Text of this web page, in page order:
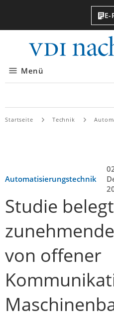
E-
Menü
Startseite Technik
Automatisierungstechnik
Studie belegt
von offener